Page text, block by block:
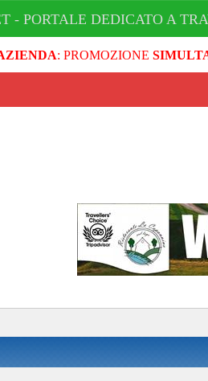
- PORTALE DEDICATO A
: PROMOZIONE